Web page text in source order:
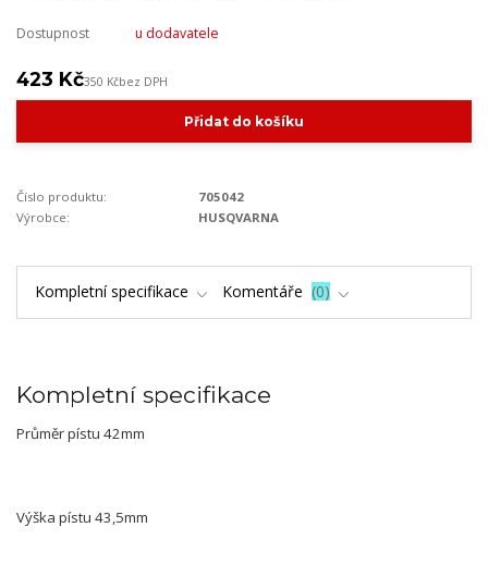
Dostupnost u dodavatele
423 Kč350 Kčbez DPH
Přidat do košíku
Číslo produktu:
705042
Výrobce:
HUSQVARNA
Kompletní specifikace Komentáře 0
Kompletní specifikace
Průměr pístu 42mm
Výška pístu 43,5mm